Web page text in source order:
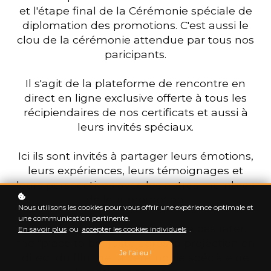
et l'étape final de la Cérémonie spéciale de
diplomation des promotions. C'est aussi le
clou de la cérémonie attendue par tous nos
paricipants.
Il s'agit de la plateforme de rencontre en
direct en ligne exclusive offerte à tous les
récipiendaires de nos certificats et aussi à
leurs invités spéciaux.
Ici ils sont invités à partager leurs émotions,
leurs expériences, leurs témoignages et
leurs perspectives avec les autres membres
C'est l'évènement en ligne à ne pas rater,
the "place to be" juste après la projection en
direct du film de la cérémonie spéciale de
Nous utilisons les cookies pour vous offrir une expérience optimale et
une communication pertinente.
En savoir plus ou accepter les cookies individuels .
Je l'ai eu !